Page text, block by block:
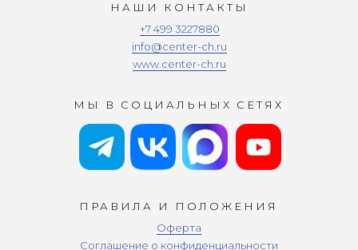
+7 499 3227880
info@center-ch.ru
www.center-ch.ru
МЫ В СОЦИАЛЬНЫХ СЕТЯХ
ПРАВИЛА И ПОЛОЖЕНИЯ
НАШИ КОНТАКТЫ
Оферта
Соглашение о конфиденциальности